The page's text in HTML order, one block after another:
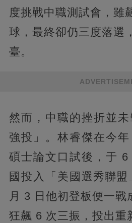
度挑戰中職測試會，雖
球，最終卻仍三度落選
臺。
然而，中職的挫折並
強投」。林睿傑在今
碩士論文口試後，于 6
國投入「美國選秀聯盟
月 3 日他初登板便一戰
狂飆 6 次三振，投出重